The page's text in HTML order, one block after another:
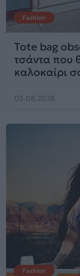
Fashion
Tote bag
τσάντα που
καλοκαίρι
05.08.2026
Fashion